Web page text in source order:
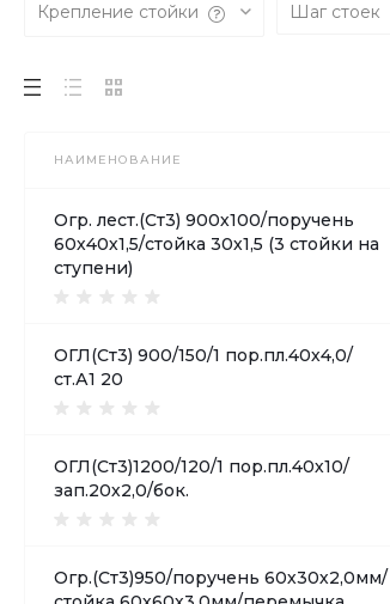
Крепление стойки Шаг стоек
НАИМЕНОВАНИЕ
Огр. лест.(Ст3) 900х100/поручень
60х40х1,5/стойка 30х1,5 (3 стойки на
ступени)
ОГЛ(Ст3) 900/150/1 пор.пл.40х4,0/
ст.А1 20
ОГЛ(Ст3)1200/120/1 пор.пл.40х10/
зап.20х2,0/бок.
Огр.(Ст3)950/поручень 60х30х2,0мм/